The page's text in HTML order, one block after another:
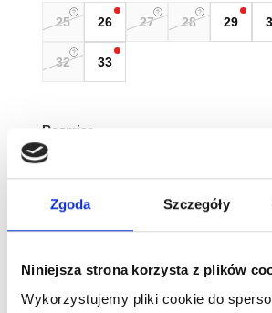
Zgoda Szczegóły
Niniejsza strona korzysta z plików
Wykorzystujemy pliki cookie do
25 26 27 28 29
32 33
Rozmiar
Wyczyść
Befado